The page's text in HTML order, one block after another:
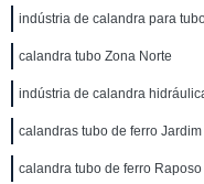
indústria de calandra para
calandra tubo Zona Norte
indústria de calandra
calandras tubo de ferro
calandra tubo de ferro Raposo